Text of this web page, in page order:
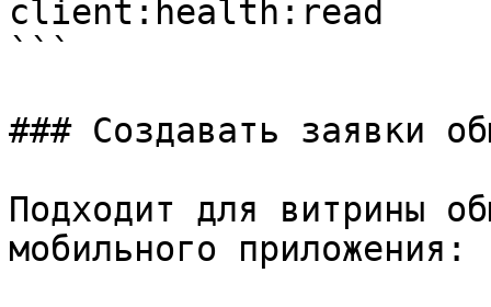
client:health:read
```
### Создавать заявки
Подходит для витрины
мобильного приложения: